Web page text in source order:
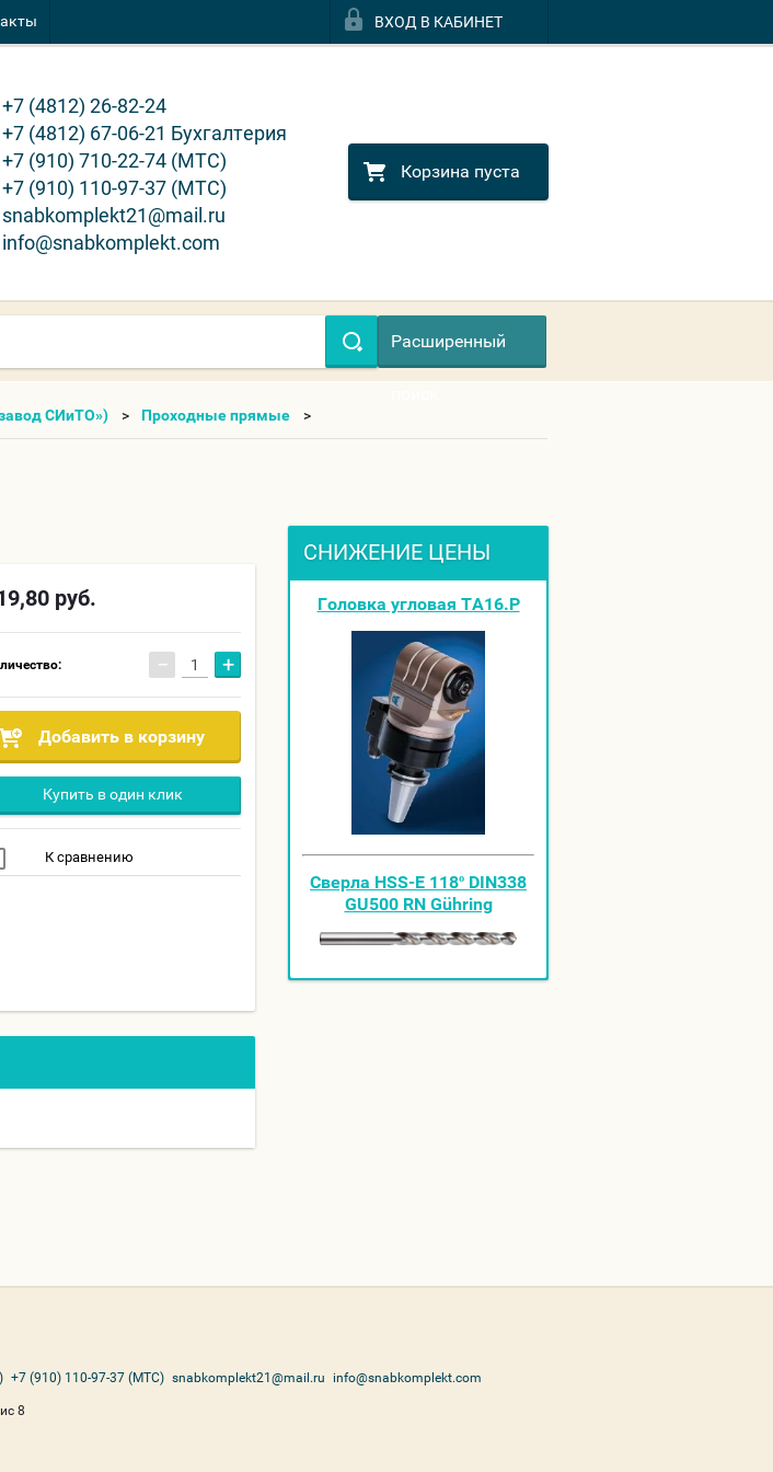
ВХОД В КАБИНЕТ
+7 (4812) 26-82-24
+7 (4812) 67-06-21 Бухгалтерия
+7 (910) 710-22-74 (МТС)
+7 (910) 110-97-37 (МТС)
snabkomplekt21@mail.ru
info@snabkomplekt.com
Корзина пуста
Расширенный
СИиТО») Проходные прямые
руб.
− +
Добавить в корзину
Купить в один клик
К сравнению
СНИЖЕНИЕ ЦЕНЫ
Головка угловая ТА16.Р
Cверла HSS-E 118º DIN338
GU500 RN Gühring
+7 (910) 110-97-37 (МТС) snabkomplekt21@mail.ru
info@snabkomplekt.com
8